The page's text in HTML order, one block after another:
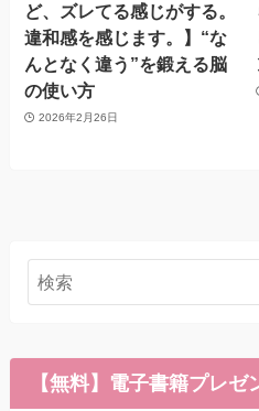
ど、ズレてる感じがする。
違和感を感じます。】“な
んとなく違う”を鍛える脳
の使い方
2026年2月26日
【無料】電子書籍プレゼ